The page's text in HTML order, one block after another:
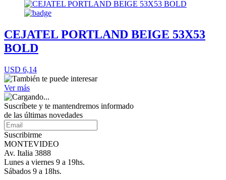
CEJATEL PORTLAND BEIGE 53X53
BOLD
USD 6,14
Ver más
Suscríbete y te mantendremos informado
de las últimas novedades
Suscribirme
MONTEVIDEO
Av. Italia 3888
Lunes a viernes 9 a 19hs.
Sábados 9 a 18hs.